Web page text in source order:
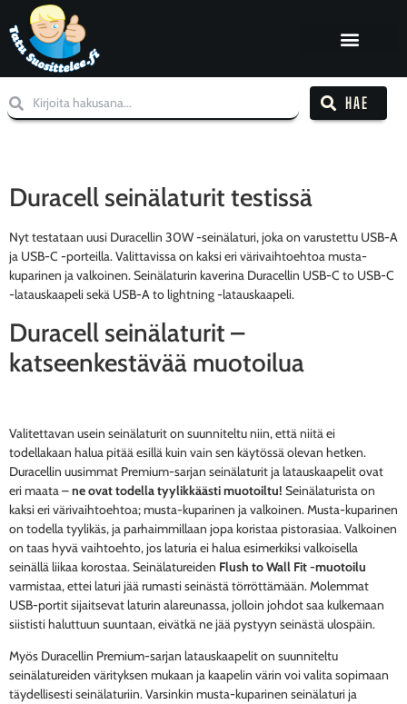
HAE
Duracell seinälaturit testissä
Nyt testataan uusi Duracellin 30W -seinälaturi, joka on varustettu USB-A
ja USB-C -porteilla. Valittavissa on kaksi eri värivaihtoehtoa musta-
kuparinen ja valkoinen. Seinälaturin kaverina Duracellin USB-C to USB-C
-latauskaapeli sekä USB-A to lightning -latauskaapeli.
Duracell seinälaturit –
katseenkestävää muotoilua
Valitettavan usein seinälaturit on suunniteltu niin, että niitä ei
todellakaan halua pitää esillä kuin vain sen käytössä olevan hetken.
Duracellin uusimmat Premium-sarjan seinälaturit ja latauskaapelit ovat
eri maata –ne ovat todella tyylikkäästi muotoiltu! Seinälaturista on
kaksi eri värivaihtoehtoa; musta-kuparinen ja valkoinen. Musta-kuparinen
on todella tyylikäs, ja parhaimmillaan jopa koristaa pistorasiaa. Valkoinen
on taas hyvä vaihtoehto, jos laturia ei halua esimerkiksi valkoisella
seinällä liikaa korostaa. Seinälatureiden Flush to Wall Fit -muotoilu
varmistaa, ettei laturi jää rumasti seinästä törröttämään. Molemmat
USB-portit sijaitsevat laturin alareunassa, jolloin johdot saa kulkemaan
siististi haluttuun suuntaan, eivätkä ne jää pystyyn seinästä ulospäin.
Myös Duracellin Premium-sarjan latauskaapelit on suunniteltu
seinälatureiden värityksen mukaan ja kaapelin värin voi valita sopimaan
täydellisesti seinälaturiin. Varsinkin musta-kuparinen seinälaturi ja